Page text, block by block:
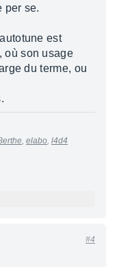
per se.
est
où son usage
du terme, ou
, elabo, l4d4
#4